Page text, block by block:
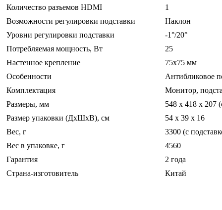
Количество разъемов HDMI
1
Возможности регулировки подставки
Наклон
Уровни регулировки подставки
-1°/20°
Потребляемая мощность, Вт
25
Настенное крепление
75x75 мм
Особенности
Антибликовое
Комплектация
Монитор,
Размеры, мм
548 x 418 x 207
Размер упаковки (ДхШхВ), см
54 x 39 x 16
Вес, г
3300 (с
Вес в упаковке, г
4560
Гарантия
2 года
Страна-изготовитель
Китай